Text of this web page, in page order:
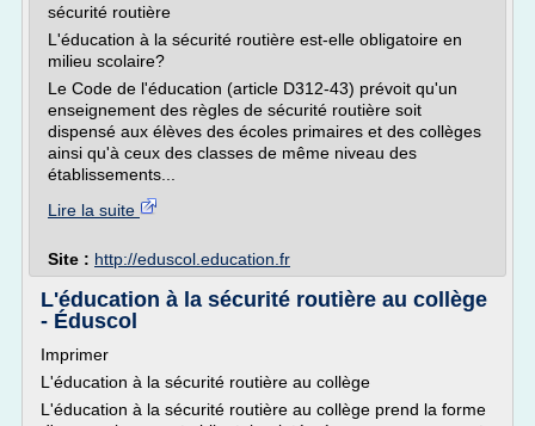
sécurité routière
L'éducation à la sécurité routière est-elle obligatoire en
milieu scolaire?
Le Code de l'éducation (article D312-43) prévoit qu'un
enseignement des règles de sécurité routière soit
dispensé aux élèves des écoles primaires et des collèges
ainsi qu'à ceux des classes de même niveau des
établissements...
Lire la suite
Site : http://eduscol.education.fr
L'éducation à la sécurité routière au collège
- Éduscol
Imprimer
L'éducation à la sécurité routière au collège
L'éducation à la sécurité routière au collège prend la forme